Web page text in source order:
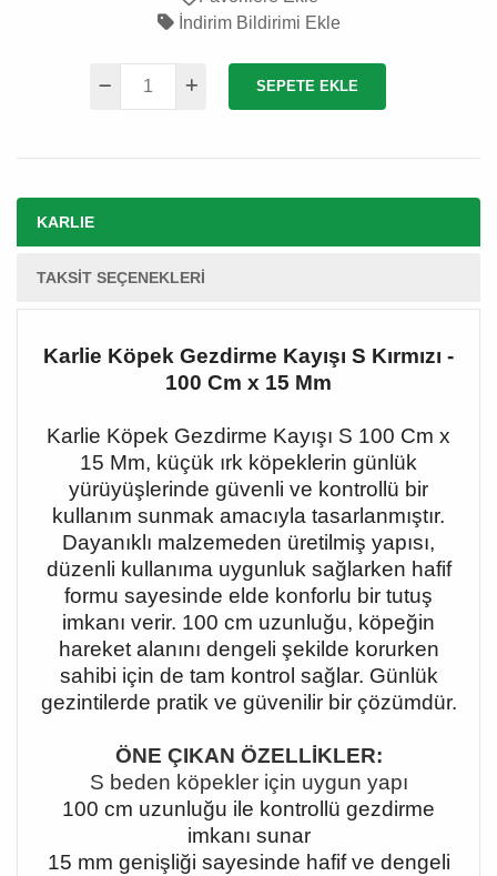
İndirim Bildirimi Ekle
SEPETE EKLE
KARLIE
TAKSIT SEÇENEKLERI
Karlie Köpek Gezdirme Kayışı S Kırmızı -
100 Cm x 15 Mm
Karlie Köpek Gezdirme Kayışı S 100 Cm x
15 Mm, küçük ırk köpeklerin günlük
yürüyüşlerinde güvenli ve kontrollü bir
kullanım sunmak amacıyla tasarlanmıştır.
Dayanıklı malzemeden üretilmiş yapısı,
düzenli kullanıma uygunluk sağlarken hafif
formu sayesinde elde konforlu bir tutuş
imkanı verir. 100 cm uzunluğu, köpeğin
hareket alanını dengeli şekilde korurken
sahibi için de tam kontrol sağlar. Günlük
gezintilerde pratik ve güvenilir bir çözümdür.
ÖNE ÇIKAN ÖZELLİKLER:
S beden köpekler için uygun yapı
100 cm uzunluğu ile kontrollü gezdirme
imkanı sunar
15 mm genişliği sayesinde hafif ve dengeli